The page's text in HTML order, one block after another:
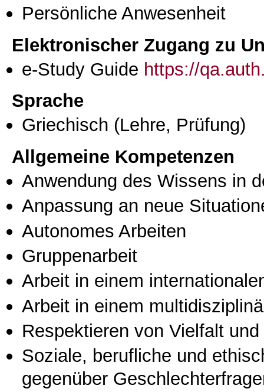
Persönliche Anwesenheit
Elektronischer Zugang zu
e-Study Guide https://
Sprache
Griechisch (Lehre, Prüfung)
Allgemeine Kompetenzen
Anwendung des Wissens in
Anpassung an neue
Autonomes Arbeiten
Gruppenarbeit
Arbeit in einem
Arbeit in einem
Respektieren von Vielfalt
Soziale, berufliche und
gegenüber